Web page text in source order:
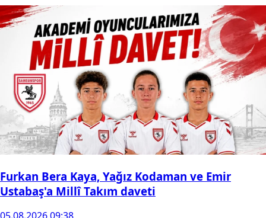
Furkan Bera Kaya, Yağız Kodaman ve Emir
Ustabaş'a Millî Takım daveti